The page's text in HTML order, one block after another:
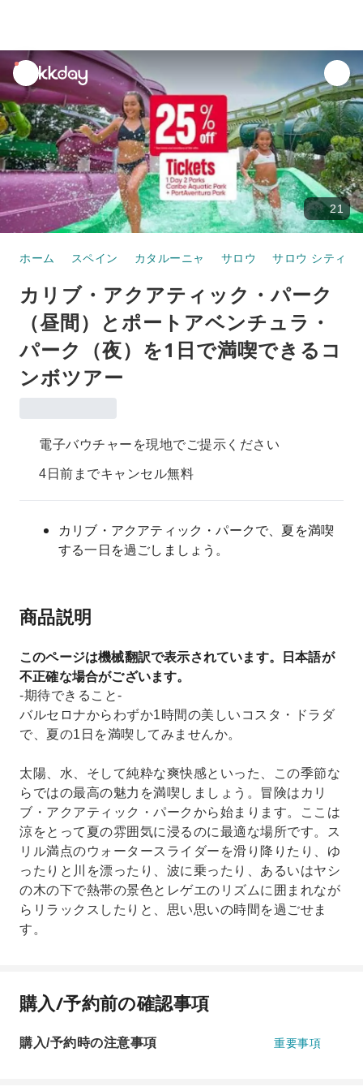
unread
notifications
21
ホーム スペイン カタルーニャ サロウ サロウ シティセ
カリブ・アクアティック・パーク
（昼間）とポートアベンチュラ・
パーク（夜）を1日で満喫できるコ
ンボツアー
電子バウチャーを現地でご提示ください
4日前までキャンセル無料
カリブ・アクアティック・パークで、夏を満喫
する一日を過ごしましょう。
商品説明
このページは機械翻訳で表示されています。日本語が
不正確な場合がございます。
-期待できること-
バルセロナからわずか1時間の美しいコスタ・ドラダ
で、夏の1日を満喫してみませんか。
太陽、水、そして純粋な爽快感といった、この季節な
らではの最高の魅力を満喫しましょう。冒険はカリ
ブ・アクアティック・パークから始まります。ここは
涼をとって夏の雰囲気に浸るのに最適な場所です。ス
リル満点のウォータースライダーを滑り降りたり、ゆ
ったりと川を漂ったり、波に乗ったり、あるいはヤシ
の木の下で熱帯の景色とレゲエのリズムに囲まれなが
らリラックスしたりと、思い思いの時間を過ごせま
す。
購入/予約前の確認事項
購入/予約時の注意事項 重要事項